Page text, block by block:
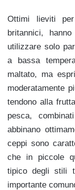
Ottimi lieviti
britannici,
utilizzare solo
a bassa
maltato, ma
moderatamente
tendono alla
pesca,
abbinano
ceppi sono
che in piccole
tipico degli stili
importante